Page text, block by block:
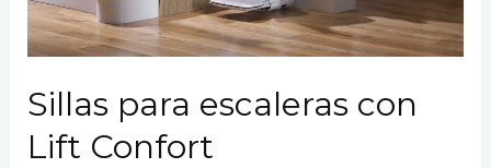
Sillas para escaleras con
Lift Confort